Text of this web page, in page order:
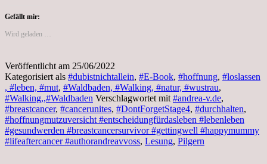
Gefällt mir:
Wird geladen …
Veröffentlicht am 25/06/2022
Kategorisiert als #dubistnichtallein, #E-Book, #hoffnung, #loslassen
, #leben, #mut, #Waldbaden, #Walking, #natur, #wustrau,
#Walking,,#Waldbaden Verschlagwortet mit#andrea-v.de,
#breastcancer, #cancerunites, #DontForgetStage4, #durchhalten,
#hoffnungmutzuversicht #entscheidungfürdasleben #lebenleben
#gesundwerden #breastcancersurvivor #gettingwell #happymummy
#lifeaftercancer #authorandreavvoss, Lesung, Pilgern